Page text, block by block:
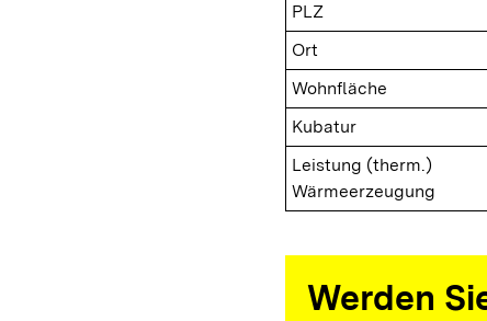
PLZ
Ort
Wohnfläche
Kubatur
Leistung (therm.)
Wärmeerzeugung
Werden